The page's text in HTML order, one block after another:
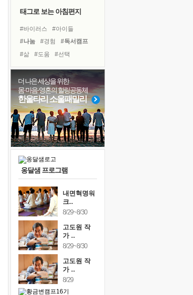
흙이 된 몸으로 출근하는 여자
꿈이 실제가 되는 것
'말 타는 법'을 먼저
졸업식 사진을 보며
극심한 변비, 어깨결림, 수면 장애
아픈 아버지를 위한 공간 설계
슬럼프
보고 싶은 어머니
못된 꼰대들
태그로 보는 아침편지
#바이러스
#아이들
#나눔
#경험
#독서캠프
#삶
#도움
#선택
#건강
#다짐
#계획
#친구
#면역력
#명상
#위기
#독서
#비전캠프
#극복
#희망
#힐링
#사람
#리더
더 나은 세상을 위한
몸·마음·영혼의 힐링공동체
한울타리 소울패밀리
옹달샘 프로그램
내면혁명워
크..
8/29~8/30
고도원 작
가 ..
8/29~8/30
고도원 작
가 ..
8/29